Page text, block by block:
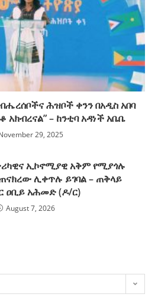
ሕዝቦች ቀንን በአዲስ አበባ
– ከንቲባ አዳነች አቤቤ
29, 2025
ኢኮኖሚያዊ አቅም የሚያጎሉ
ሊቀጥሉ ይገባል – ጠቅላይ
ዐቢይ አሕመድ (ዶ/ር)
August 7, 2026